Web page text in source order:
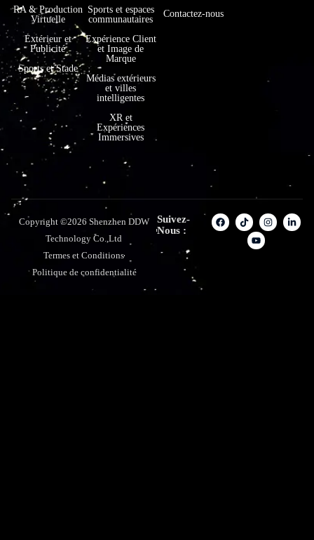
RA & Production
Virtuelle
Extérieur et
Publicité
Sports et Stade
Sports et espaces
communautaires
Expérience Client
et Image de
Marque
Médias extérieurs
et villes
intelligentes
XR et
Expériences
Immersives
Contactez-nous
Copyright ©2026 Shenzhen DDW
Technology Co.,Ltd
Termes et Conditions
Politique de confidentialité
Suivez-
Nous :